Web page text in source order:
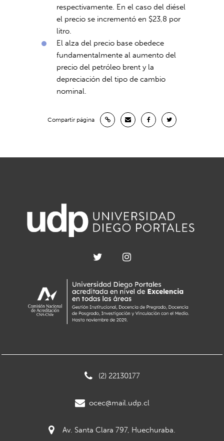
respectivamente. En el caso del diésel
el precio se incrementó en $23,8 por
litro.
El alza del precio base obedece
fundamentalmente al aumento del
precio del petróleo brent y la
depreciación del tipo de cambio
nominal.
Compartir página
(2) 22130177
ocec@mail.udp.cl
Av. Santa Clara 797, Huechuraba.